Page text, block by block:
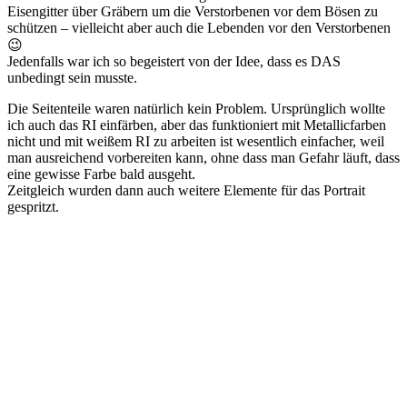
Eisengitter über Gräbern um die Verstorbenen vor dem Bösen zu
schützen – vielleicht aber auch die Lebenden vor den Verstorbenen
😉
Jedenfalls war ich so begeistert von der Idee, dass es DAS
unbedingt sein musste.
Die Seitenteile waren natürlich kein Problem. Ursprünglich wollte
ich auch das RI einfärben, aber das funktioniert mit Metallicfarben
nicht und mit weißem RI zu arbeiten ist wesentlich einfacher, weil
man ausreichend vorbereiten kann, ohne dass man Gefahr läuft, dass
eine gewisse Farbe bald ausgeht.
Zeitgleich wurden dann auch weitere Elemente für das Portrait
gespritzt.